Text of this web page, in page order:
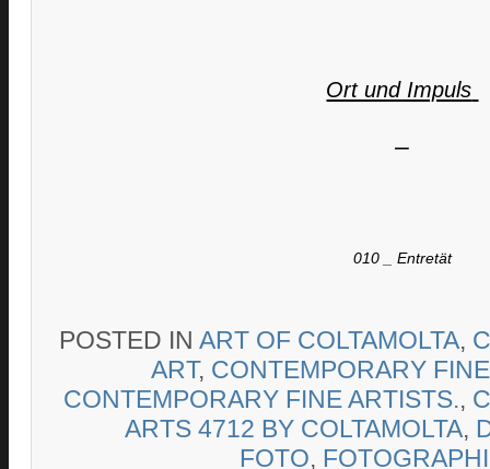
Ort und Impuls
–
010 _ Entretät
POSTED IN ART OF COLTAMOLTA,
ART, CONTEMPORARY
CONTEMPORARY FINE ARTISTS.,
ARTS 4712 BY COLTAMOLTA,
FOTO,